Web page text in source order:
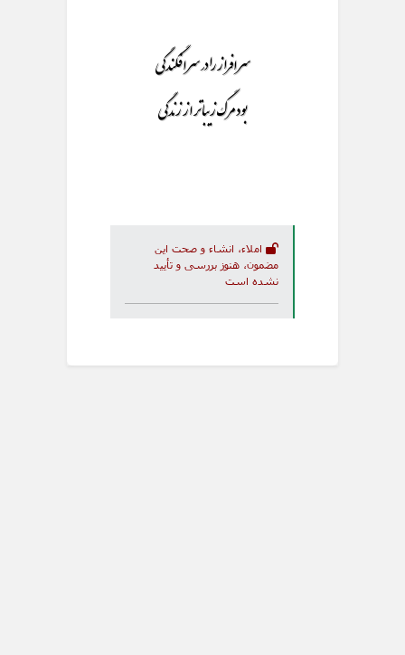
سر افراز را در سر افگندگی
بود مرگ زیباتر از زندگی
املاء، انشاء و صحت این
مضمون، هنوز بررسی و تأیید
نشده است